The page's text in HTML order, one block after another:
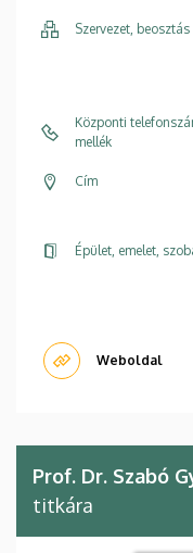
Szervezet, beosztás
Központi
mellék
Cím
Épület, emelet,
Weboldal
Prof. Dr. Szabó
titkára